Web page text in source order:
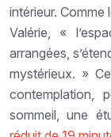
intérieur. Comme
Valérie, «
arrangées,
mystérieux. »
contemplation,
sommeil, une